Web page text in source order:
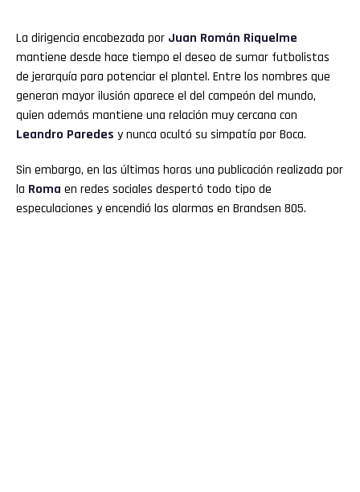
La dirigencia encabezada por Juan Román Riquelme
mantiene desde hace tiempo el deseo de sumar futbolistas
de jerarquía para potenciar el plantel. Entre los nombres que
generan mayor ilusión aparece el del campeón del mundo,
quien además mantiene una relación muy cercana con
Leandro Paredes y nunca ocultó su simpatía por Boca.
Sin embargo, en las últimas horas una publicación realizada por
la Roma en redes sociales despertó todo tipo de
especulaciones y encendió las alarmas en Brandsen 805.